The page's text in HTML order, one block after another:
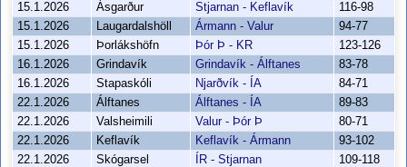
15.1.2026
Ásgarður Stjarnan - Keflavík
116-98
15.1.2026
Laugardalshöll Ármann - Valur
94-77
15.1.2026
Þorlákshöfn Þór Þ - KR
123-126
16.1.2026
Grindavík Grindavík - Álftanes
83-78
16.1.2026
Stapaskóli Njarðvík - ÍA
84-71
22.1.2026
Álftanes Álftanes - ÍA
89-83
22.1.2026
Valsheimili Valur - Þór Þ
80-71
22.1.2026
Keflavík Keflavík - Ármann
93-102
22.1.2026
Skógarsel ÍR - Stjarnan
109-118